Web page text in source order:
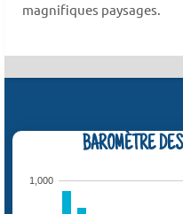
magnifiques paysages.
BAROMÈTRE
1,000